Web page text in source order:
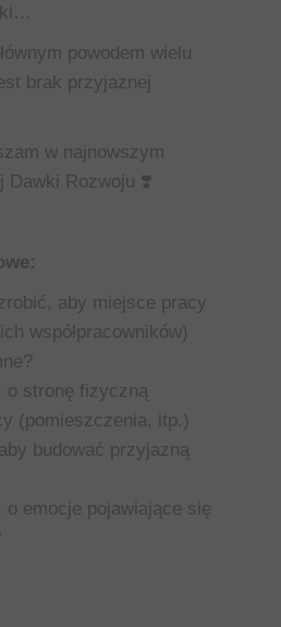
powodem wielu
brak przyjaznej
w najnowszym
Dawki Rozwoju ❣️
aby miejsce pracy
współpracowników)
o stronę fizyczną
(pomieszczenia, itp.)
budować przyjazną
o emocje pojawiające się